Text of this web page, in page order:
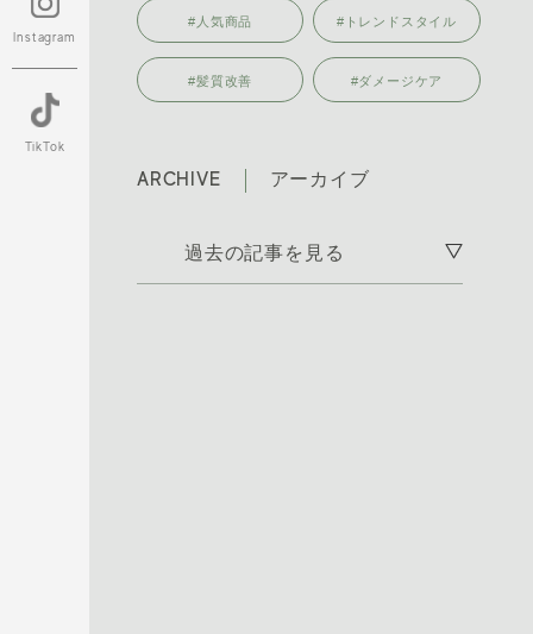
Instagram
TikTok
#人気商品 #トレンドスタイル
#髪質改善 #ダメージケア
ARCHIVE アーカイブ
過去の記事を見る